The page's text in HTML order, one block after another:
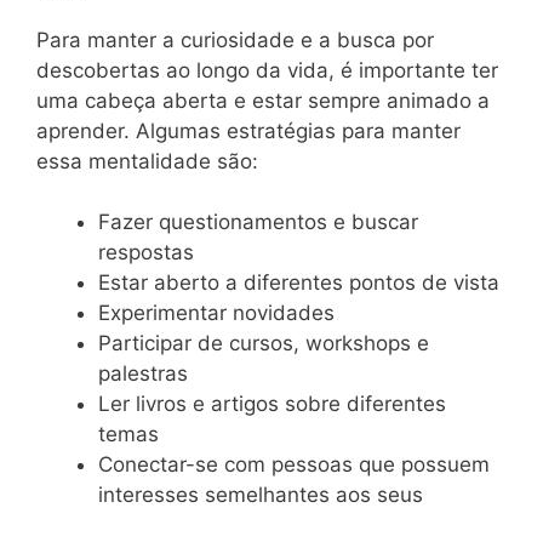
Para manter a curiosidade e a busca por
descobertas ao longo da vida, é importante ter
uma cabeça aberta e estar sempre animado a
aprender. Algumas estratégias para manter
essa mentalidade são:
Fazer questionamentos e buscar
respostas
Estar aberto a diferentes pontos de vista
Experimentar novidades
Participar de cursos, workshops e
palestras
Ler livros e artigos sobre diferentes
temas
Conectar-se com pessoas que possuem
interesses semelhantes aos seus